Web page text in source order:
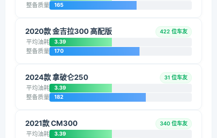
整备质量 165
2020款 金吉拉300 高配版 422 位车友
平均油耗 3.39
整备质量 170
2024款 拿破仑250 31 位车友
平均油耗 3.39
整备质量 182
2021款 CM300 340 位车友
平均油耗 3.39